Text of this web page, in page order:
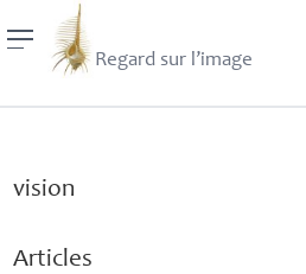
Regard sur l’image
vision
Articles